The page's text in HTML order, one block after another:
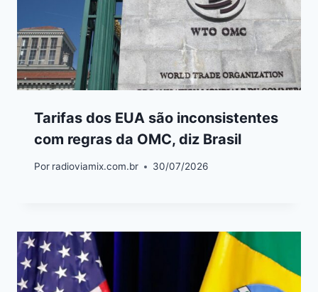
Tarifas dos EUA são inconsistentes
com regras da OMC, diz Brasil
Por radioviamix.com.br 30/07/2026